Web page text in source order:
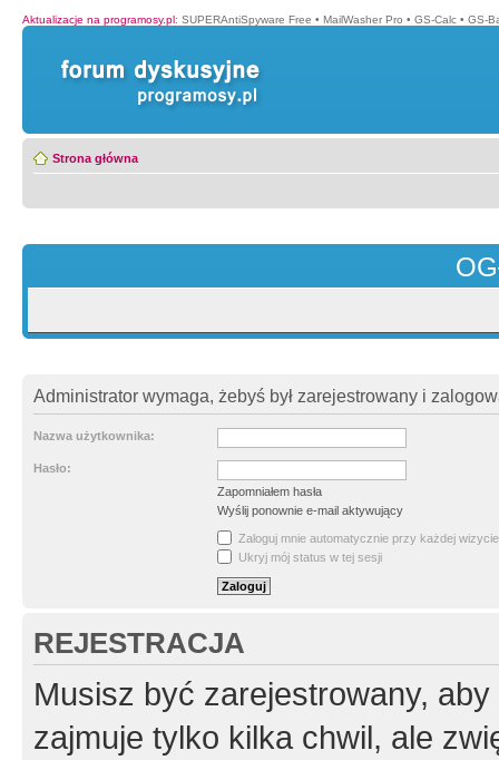
Aktualizacje na programosy.pl: SUPERAntiSpyware Free • MailWasher Pro • GS-Calc • GS-
Strona główna
Administrator wymaga, żebyś był zarejestrowany i
Nazwa użytkownika:
Hasło:
Zapomniałem hasła
Wyślij ponownie e-mail aktywujący
Zaloguj mnie automatycznie przy każdej wizycie
Ukryj mój status w tej sesji
REJESTRACJA
Musisz być zarejestrowany,
zajmuje tylko kilka chwil, ale